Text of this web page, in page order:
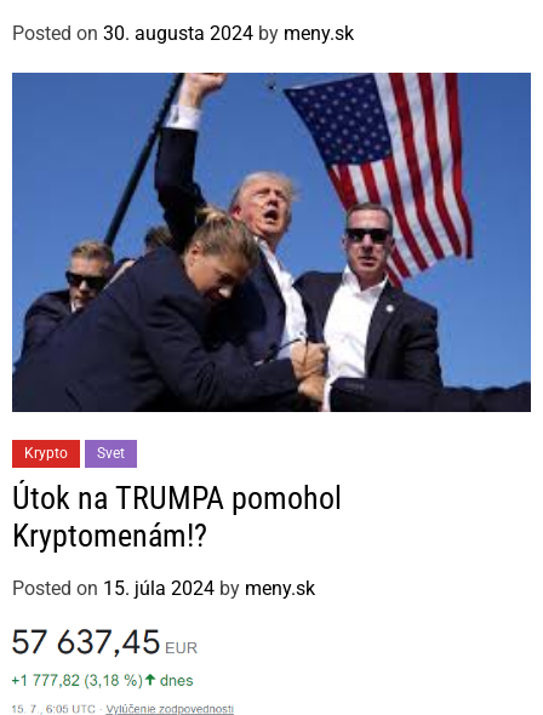
o
r
Posted on 30. augusta 2024 by meny.sk
a
t
e
o
r
e
Krypto Svet
Útok na TRUMPA pomohol
Kryptomenám!?
Posted on 15. júla 2024 by meny.sk